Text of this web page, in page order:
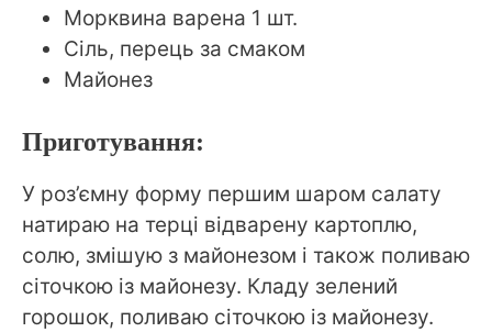
Морквина варена 1 шт.
Сіль, перець за смаком
Майонез
Приготування:
У роз’ємну форму першим шаром салату
натираю на терці відварену картоплю,
солю, змішую з майонезом і також поливаю
сіточкою із майонезу. Кладу зелений
горошок, поливаю сіточкою із майонезу.